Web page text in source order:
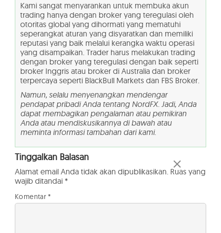
Kami sangat menyarankan untuk membuka akun
trading hanya dengan broker yang teregulasi oleh
otoritas global yang dihormati yang mematuhi
seperangkat aturan yang disyaratkan dan memiliki
reputasi yang baik melalui kerangka waktu operasi
yang disampaikan. Trader harus melakukan trading
dengan broker yang teregulasi dengan baik seperti
broker Inggris atau broker di Australia dan broker
terpercaya seperti BlackBull Markets dan FBS Broker.
Namun, selalu menyenangkan mendengar
pendapat pribadi Anda tentang NordFX. Jadi, Anda
dapat membagikan pengalaman atau pemikiran
Anda atau mendiskusikannya di bawah atau
meminta informasi tambahan dari kami.
Tinggalkan Balasan
Alamat email Anda tidak akan dipublikasikan. Ruas yang
wajib ditandai *
Komentar *